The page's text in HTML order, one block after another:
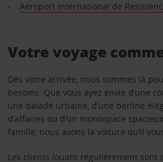
Aéroport international de
Votre voyage
Dès votre arrivée, nous sommes là
besoins. Que vous ayez envie d’une
une balade urbaine, d’une berline
d’affaires ou d’un monospace
famille, nous avons la voiture qu’il
Les clients louant régulièrement sont